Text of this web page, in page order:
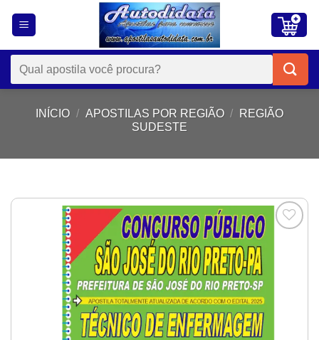
Pesquisar
por:
INÍCIO / APOSTILAS POR REGIÃO /
REGIÃO
SUDESTE
Add to